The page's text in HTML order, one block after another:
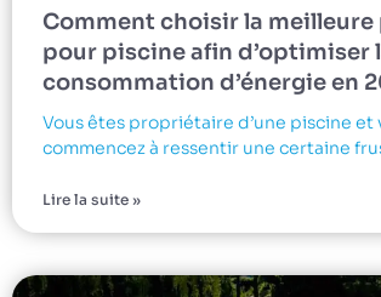
Comment choisir la meilleure
pour piscine afin d’optimiser
consommation d’énergie en
Vous êtes propriétaire d’une piscine et
commencez à ressentir une certaine
Lire la suite »